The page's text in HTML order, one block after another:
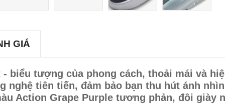
GIÁ
biểu tượng của phong cách, thoải mái và
tiên tiến, đảm bảo bạn thu hút ánh
Action Grape Purple tương phản, đôi giày